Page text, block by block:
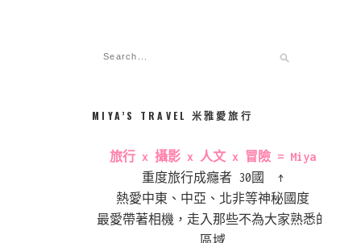
MIYA’S TRAVEL 米雅愛旅行
旅行 x 攝影 x 人文 x 冒險 = Miya
重度旅行成癮者 30國 ↑
熱愛中東、中亞、北非等神秘國度
最愛帶著相機，走入那些不為大家熟悉的